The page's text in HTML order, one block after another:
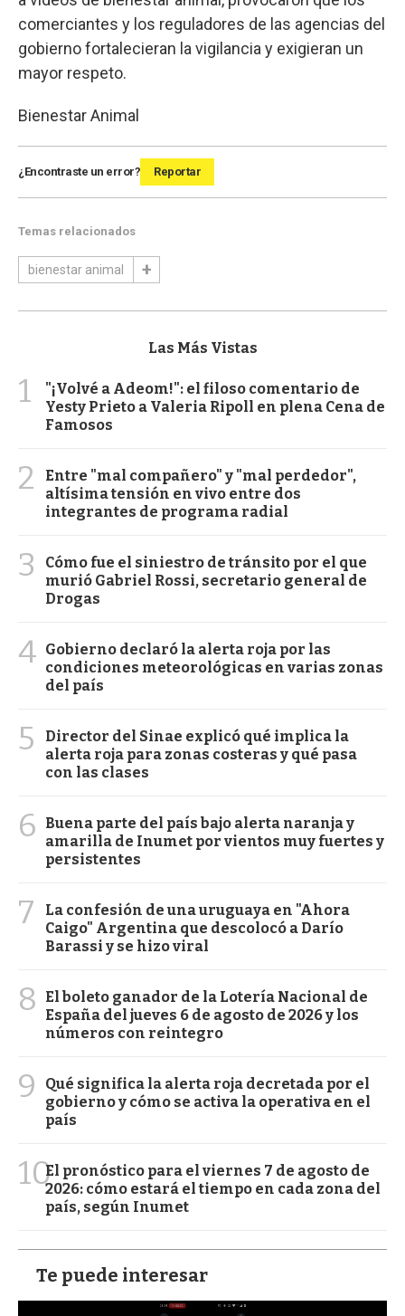
comerciantes y los reguladores de las agencias del
gobierno fortalecieran la vigilancia y exigieran un
mayor respeto.
Bienestar Animal
¿Encontraste un error? Reportar
Temas relacionados
bienestar animal
Las Más Vistas
1
"¡Volvé a Adeom!": el filoso comentario de
Yesty Prieto a Valeria Ripoll en plena Cena de
Famosos
2
Entre "mal compañero" y "mal perdedor",
altísima tensión en vivo entre dos
integrantes de programa radial
3
Cómo fue el siniestro de tránsito por el que
murió Gabriel Rossi, secretario general de
Drogas
4 Gobierno declaró la alerta roja por las
condiciones meteorológicas en varias zonas
del país
5
Director del Sinae explicó qué implica la
alerta roja para zonas costeras y qué pasa
con las clases
6
Buena parte del país bajo alerta naranja y
amarilla de Inumet por vientos muy fuertes y
persistentes
7
La confesión de una uruguaya en "Ahora
Caigo" Argentina que descolocó a Darío
Barassi y se hizo viral
8
El boleto ganador de la Lotería Nacional de
España del jueves 6 de agosto de 2026 y los
números con reintegro
9
Qué significa la alerta roja decretada por el
gobierno y cómo se activa la operativa en el
país
10El pronóstico para el viernes 7 de agosto de
2026: cómo estará el tiempo en cada zona del
país, según Inumet
Te puede interesar